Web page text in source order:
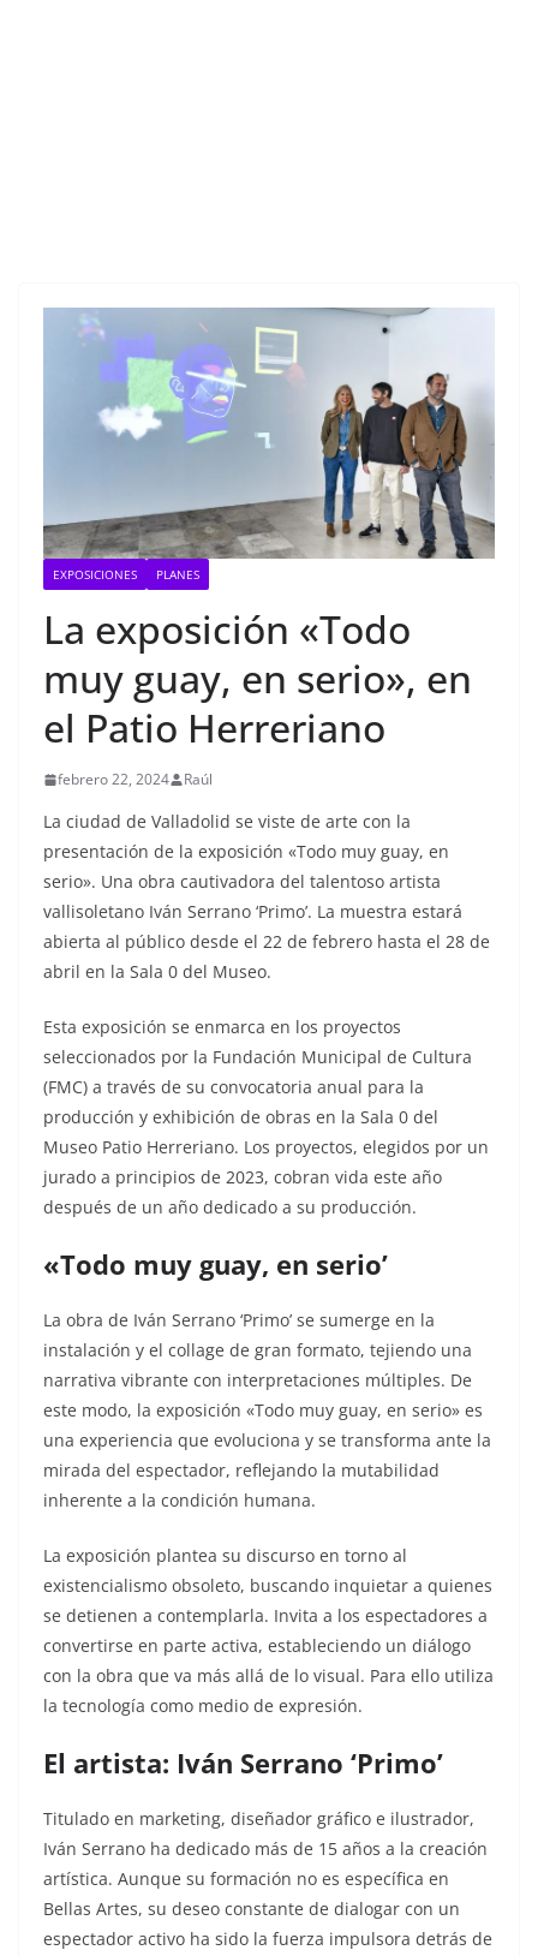
EXPOSICIONES PLANES
La exposición «Todo
muy guay, en serio», en
el Patio Herreriano
febrero 22, 2024 Raúl
La ciudad de Valladolid se viste de arte con la
presentación de la exposición «Todo muy guay, en
serio». Una obra cautivadora del talentoso artista
vallisoletano Iván Serrano ‘Primo’. La muestra estará
abierta al público desde el 22 de febrero hasta el 28 de
abril en la Sala 0 del Museo.
Esta exposición se enmarca en los proyectos
seleccionados por la Fundación Municipal de Cultura
(FMC) a través de su convocatoria anual para la
producción y exhibición de obras en la Sala 0 del
Museo Patio Herreriano. Los proyectos, elegidos por un
jurado a principios de 2023, cobran vida este año
después de un año dedicado a su producción.
«Todo muy guay, en serio’
La obra de Iván Serrano ‘Primo’ se sumerge en la
instalación y el collage de gran formato, tejiendo una
narrativa vibrante con interpretaciones múltiples. De
este modo, la exposición «Todo muy guay, en serio» es
una experiencia que evoluciona y se transforma ante la
mirada del espectador, reflejando la mutabilidad
inherente a la condición humana.
La exposición plantea su discurso en torno al
existencialismo obsoleto, buscando inquietar a quienes
se detienen a contemplarla. Invita a los espectadores a
convertirse en parte activa, estableciendo un diálogo
con la obra que va más allá de lo visual. Para ello utiliza
la tecnología como medio de expresión.
El artista: Iván Serrano ‘Primo’
Titulado en marketing, diseñador gráfico e ilustrador,
Iván Serrano ha dedicado más de 15 años a la creación
artística. Aunque su formación no es específica en
Bellas Artes, su deseo constante de dialogar con un
espectador activo ha sido la fuerza impulsora detrás de